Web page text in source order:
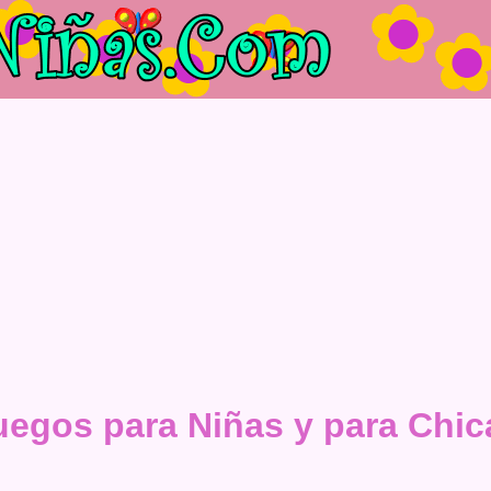
para Niñas y para